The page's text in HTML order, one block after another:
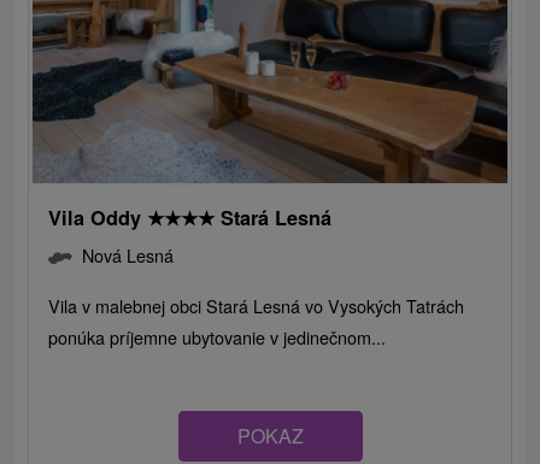
Vila Oddy ★★★★ Stará Lesná
Nová Lesná
Vila v malebnej obci Stará Lesná vo Vysokých Tatrách
ponúka príjemne ubytovanie v jedinečnom...
POKAZ